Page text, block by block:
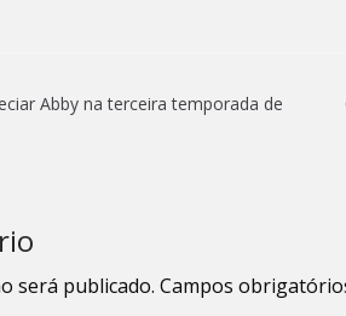
Abby na terceira temporada de
será publicado. Campos